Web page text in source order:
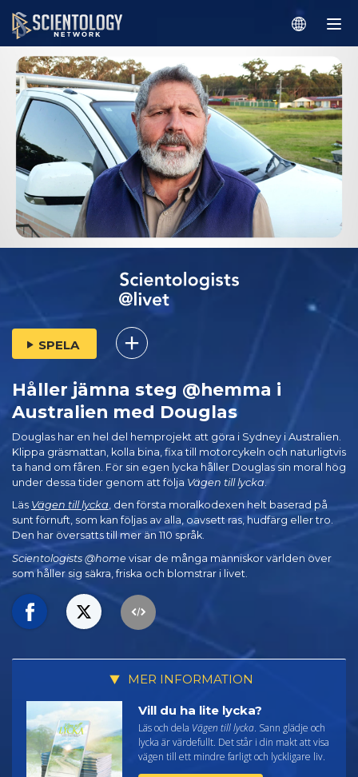
SPELA
Håller jämna steg @hemma i
Australien med Douglas
Douglas har en hel del hemprojekt att göra i Sydney i Australien.
Klippa gräsmattan, kolla bina, fixa till motorcykeln och naturligtvis
ta hand om fåren. För sin egen lycka håller Douglas sin moral hög
under dessa tider genom att följa Vägen till lycka .
Läs Vägen till lycka, den första moralkodexen helt baserad på
sunt förnuft, som kan följas av alla, oavsett ras, hudfärg eller tro.
Den har översatts till mer än 110 språk.
Scientologists @home visar de många människor världen över
som håller sig säkra, friska och blomstrar i livet.
MER INFORMATION
Vill du ha lite lycka?
Läs och dela Vägen till lycka. Sann glädje och
lycka är värdefullt. Det står i din makt att visa
vägen till ett mindre farligt och lyckligare liv.